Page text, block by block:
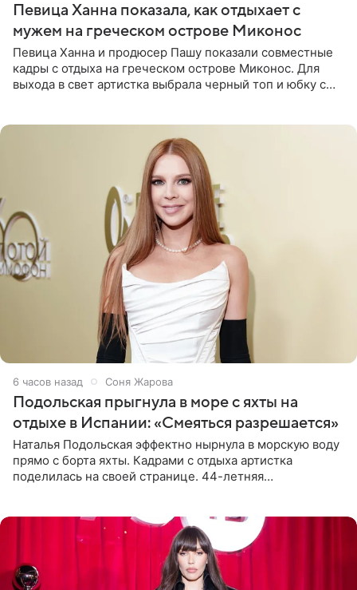
Певица Ханна показала, как отдыхает с
мужем на греческом острове Миконос
Певица Ханна и продюсер Пашу показали совместные
кадры с отдыха на греческом острове Миконос. Для
выхода в свет артистка выбрала черный топ и юбку с
6 часов назад Соня Жарова
Подольская прыгнула в море с яхты на
отдыхе в Испании: «Смеяться разрешается»
Наталья Подольская эффектно нырнула в морскую воду
прямо с борта яхты. Кадрами с отдыха артистка
поделилась на своей странице. 44-летняя